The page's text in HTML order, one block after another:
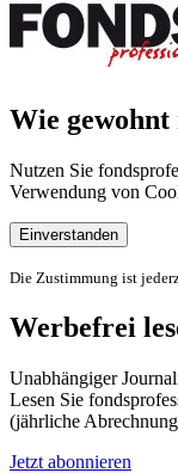
Wie
Nutzen Sie
Verwendung von
Einverstanden
Die Zustimmung ist
Werbefrei
Unabhängiger
Lesen Sie
(jährliche
Jetzt abonnieren